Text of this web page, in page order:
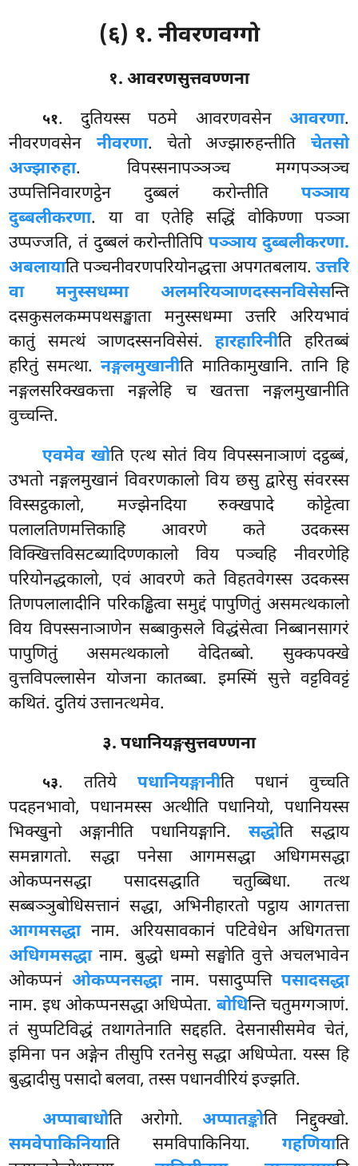
(६) १. नीवरणवग्गो
१. आवरणसुत्तवण्णना
५१. दुतियस्सपठमे आवरणवसेन आवरणा.
नीवरणवसेन नीवरणा. चेतो अज्झारुहन्तीति चेतसो
अज्झारुहा. विपस्सनापञ्ञञ्च मग्गपञ्ञञ्च
उप्पत्तिनिवारणट्ठेन दुब्बलं करोन्तीति पञ्ञाय
दुब्बलीकरणा. या वा एतेहि सद्धिं वोकिण्णा पञ्ञा
उप्पज्जति, तं दुब्बलं करोन्तीतिपिपञ्ञाय दुब्बलीकरणा.
अबलायाति पञ्चनीवरणपरियोनद्धत्ता अपगतबलाय. उत्तरि
वा मनुस्सधम्मा अलमरियञाणदस्सनविसेसन्ति
दसकुसलकम्मपथसङ्खाता मनुस्सधम्मा उत्तरि अरियभावं
कातुं समत्थं ञाणदस्सनविसेसं.हारहारिनीति हरितब्बं
हरितुं समत्था.नङ्गलमुखानीति मातिकामुखानि. तानि हि
नङ्गलसरिक्खकत्ता नङ्गलेहि च खतत्ता नङ्गलमुखानीति
वुच्चन्ति.
एवमेव खोति एत्थ सोतं विय विपस्सनाञाणं दट्ठब्बं,
उभतो नङ्गलमुखानं विवरणकालो विय छसु द्वारेसु संवरस्स
विस्सट्ठकालो, मज्झेनदिया रुक्खपादे कोट्टेत्वा
पलालतिणमत्तिकाहि आवरणे कते उदकस्स
विक्खित्तविसटब्यादिण्णकालो विय पञ्चहि नीवरणेहि
परियोनद्धकालो, एवं आवरणे कते विहतवेगस्स उदकस्स
तिणपलालादीनि परिकड्ढित्वा समुद्दं पापुणितुं असमत्थकालो
विय विपस्सनाञाणेन सब्बाकुसले विद्धंसेत्वा निब्बानसागरं
पापुणितुं असमत्थकालो वेदितब्बो. सुक्कपक्खे
वुत्तविपल्लासेन योजना कातब्बा. इमस्मिं सुत्ते वट्टविवट्टं
कथितं. दुतियं उत्तानत्थमेव.
३. पधानियङ्गसुत्तवण्णना
५३. ततिये पधानियङ्गानीति पधानं वुच्चति
पदहनभावो, पधानमस्स अत्थीति पधानियो, पधानियस्स
भिक्खुनो अङ्गानीति पधानियङ्गानि. सद्धोति सद्धाय
समन्नागतो. सद्धा पनेसा आगमसद्धा अधिगमसद्धा
ओकप्पनसद्धा पसादसद्धाति चतुब्बिधा. तत्थ
सब्बञ्ञुबोधिसत्तानं सद्धा, अभिनीहारतो पट्ठाय आगतत्ता
आगमसद्धानाम. अरियसावकानं पटिवेधेन अधिगतत्ता
अधिगमसद्धानाम. बुद्धो धम्मो सङ्घोति वुत्ते अचलभावेन
ओकप्पनं ओकप्पनसद्धानाम. पसादुप्पत्ति पसादसद्धा
नाम. इध ओकप्पनसद्धा अधिप्पेता.बोधिन्ति चतुमग्गञाणं.
तं सुप्पटिविद्धं तथागतेनाति सद्दहति. देसनासीसमेव चेतं,
इमिना पन अङ्गेन तीसुपि रतनेसु सद्धा अधिप्पेता. यस्स हि
बुद्धादीसु पसादो बलवा, तस्स पधानवीरियं इज्झति.
अप्पाबाधोति अरोगो. अप्पातङ्कोति निद्दुक्खो.
समवेपाकिनियाति समविपाकिनिया. गहणियाति